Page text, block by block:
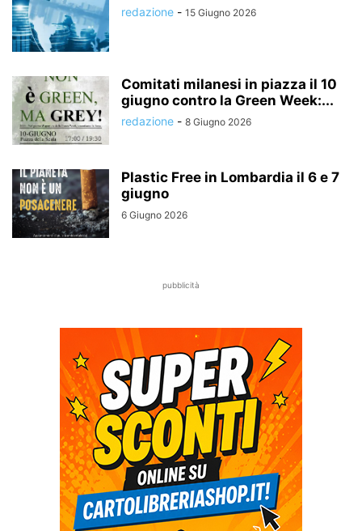
redazione - 15 Giugno 2026
Comitati milanesi in piazza il 10
giugno contro la Green Week:...
redazione - 8 Giugno 2026
Plastic Free in Lombardia il 6 e 7
giugno
6 Giugno 2026
pubblicità